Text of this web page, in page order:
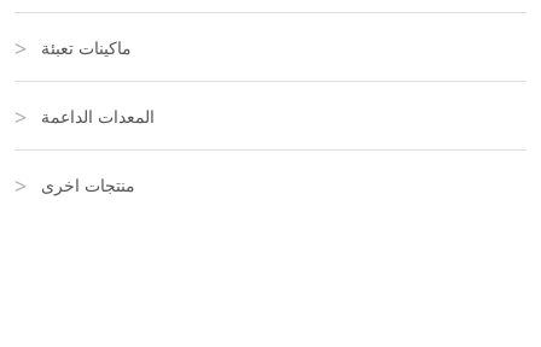
ماكينات تعبئة
المعدات الداعمة
منتجات اخرى